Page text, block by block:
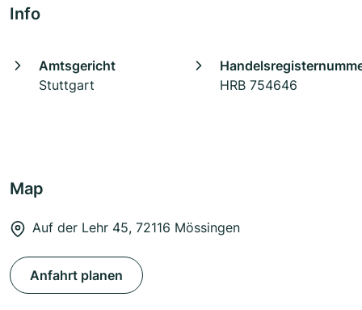
Info
Amtsgericht
Stuttgart
HRB 754646
Map
Auf der Lehr 45, 72116 Mössingen
Anfahrt planen